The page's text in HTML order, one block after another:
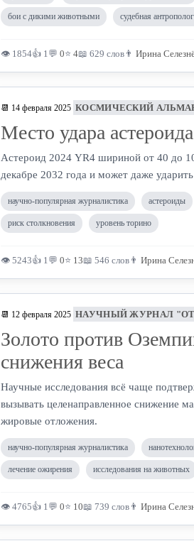
бои с дикими животными судебная
👁 1854👍 1💬 0⭐ 4📖 629 слов 👨 Ирина
📆 14 февраля 2025 КОСМИЧЕСКИЙ
Место удара
Астероид 2024 YR4 шириной от 40 до
декабре 2032 года и может даже
научно-популярная журналистика астероиды
риск столкновения уровень торино
👁 5243👍 1💬 0⭐ 13📖 546 слов 👨 Ирина
📆 12 февраля 2025 НАУЧНЫЙ ЖУРНАЛ
Золото против
снижения веса
Научные исследования всё чаще
вызывать целенаправленное снижение
жировые отложения.
научно-популярная журналистика
лечение ожирения исследования на животных
👁 4765👍 1💬 0⭐ 10📖 739 слов 👨 Ирина